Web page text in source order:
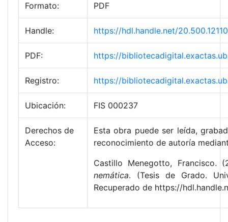
Formato: PDF
Handle: https://hdl.handle.net/
PDF: https://
Registro: https://
Ubicación: FIS 000237
Derechos de
Acceso:
Esta obra puede ser leída,
reconocimiento de autoría
Castillo Menegotto, Francisco.
nemática. (Tesis de Grado.
Recuperado de https://